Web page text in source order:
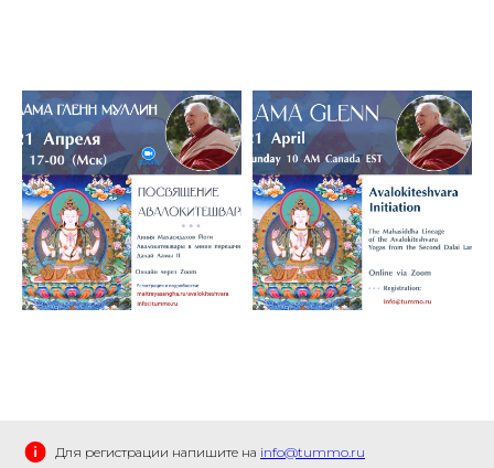
Для регистрации напишите на info@tummo.ru